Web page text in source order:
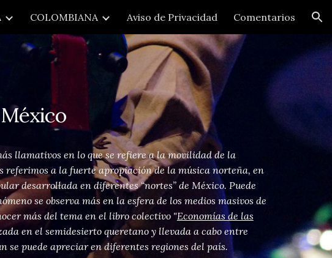
to navigation
COLOMBIANA Aviso de Privacidad Comentarios
llamativos en lo que se refiere a la movilidad de la
referimos a la fuerte apropiación de la música norteña, en
desarrollada en diferentes “nortes” de México. Puede
se observa más en la esfera de los medios masivos de
más del tema en el libro colectivo "Economías de las
en el semidesierto queretano y llevada a cabo entre
se puede apreciar en diferentes regiones del país.